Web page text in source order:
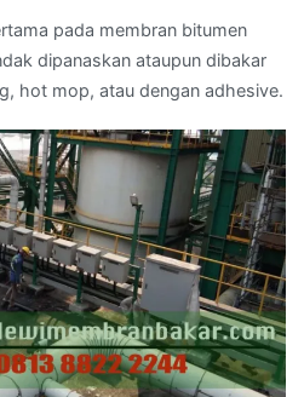
pada membran bitumen
dipanaskan ataupun dibakar
hot mop, atau dengan adhesive.